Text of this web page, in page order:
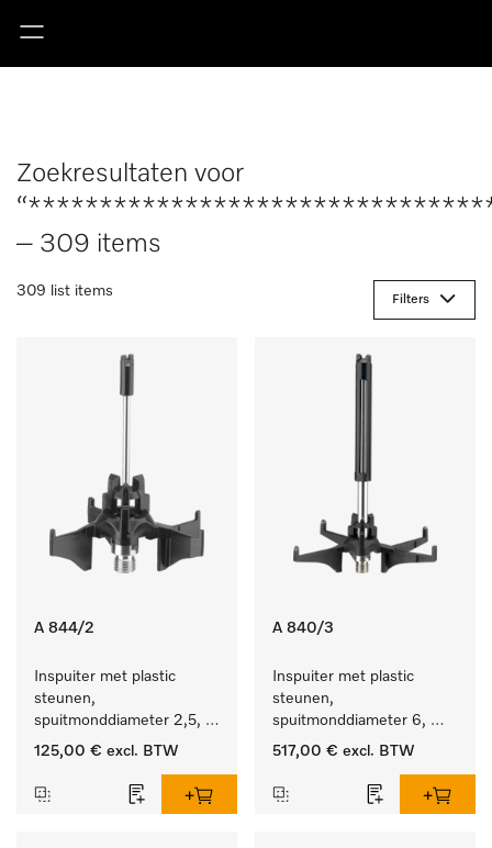
Zoekresultaten voor
– 309 items
309 list items
Filters
A 844/2
Inspuiter met plastic
steunen,
spuitmonddiameter 2,5,
lengte 80 mm, 10 stuks.
125,00 € excl. BTW
A 840/3
Inspuiter met plastic
steunen,
spuitmonddiameter 6,
lengte 130 mm, 20 stuks.
517,00 € excl. BTW